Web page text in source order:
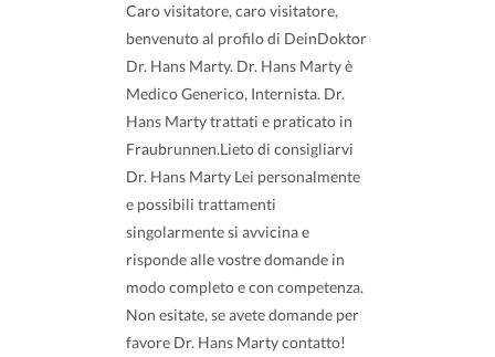
Caro visitatore, caro visitatore,
benvenuto al profilo di DeinDoktor
Dr. Hans Marty. Dr. Hans Marty è
Medico Generico, Internista. Dr.
Hans Marty trattati e praticato in
Fraubrunnen.Lieto di consigliarvi
Dr. Hans Marty Lei personalmente
e possibili trattamenti
singolarmente si avvicina e
risponde alle vostre domande in
modo completo e con competenza.
Non esitate, se avete domande per
favore Dr. Hans Marty contatto!